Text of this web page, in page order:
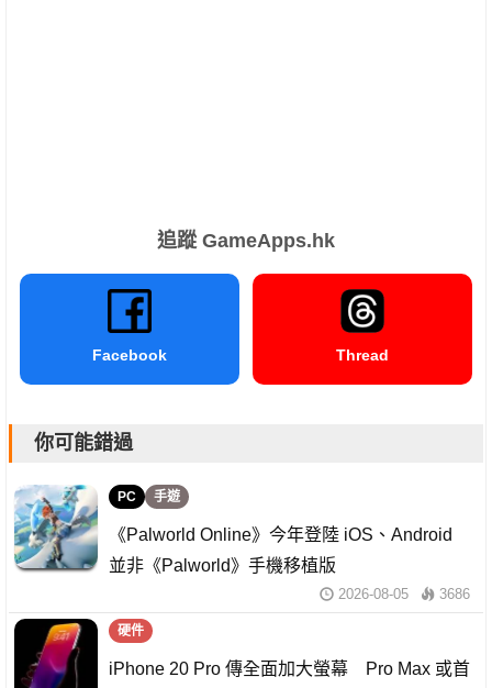
追蹤 GameApps.hk
Facebook Thread
你可能錯過
PC 手遊
《Palworld Online》今年登陸 iOS、Android
並非《Palworld》手機移植版
2026-08-05 3686
硬件
iPhone 20 Pro 傳全面加大螢幕 Pro Max 或首